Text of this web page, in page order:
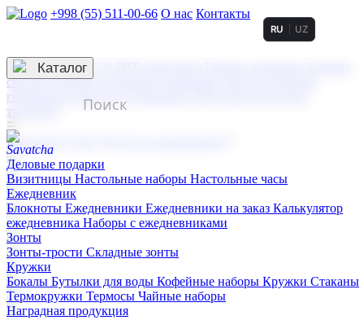
+998 (55) 511-00-66 О нас Контакты
3D гравировка
смолой (Doming)
гравировка твердая
тиснение
RU UZ
☰
Контакты
Каталог
Деловые подарки
Визитницы Настольные наборы Настольные часы
Ежедневник
Блокноты Ежедневники Ежедневники на заказ Калькулятор
ежедневника Наборы с ежедневниками
Зонты
Зонты-трости Складные зонты
Кружки
Бокалы Бутылки для воды Кофейные наборы Кружки Стаканы
Термокружки Термосы Чайные наборы
Наградная продукция